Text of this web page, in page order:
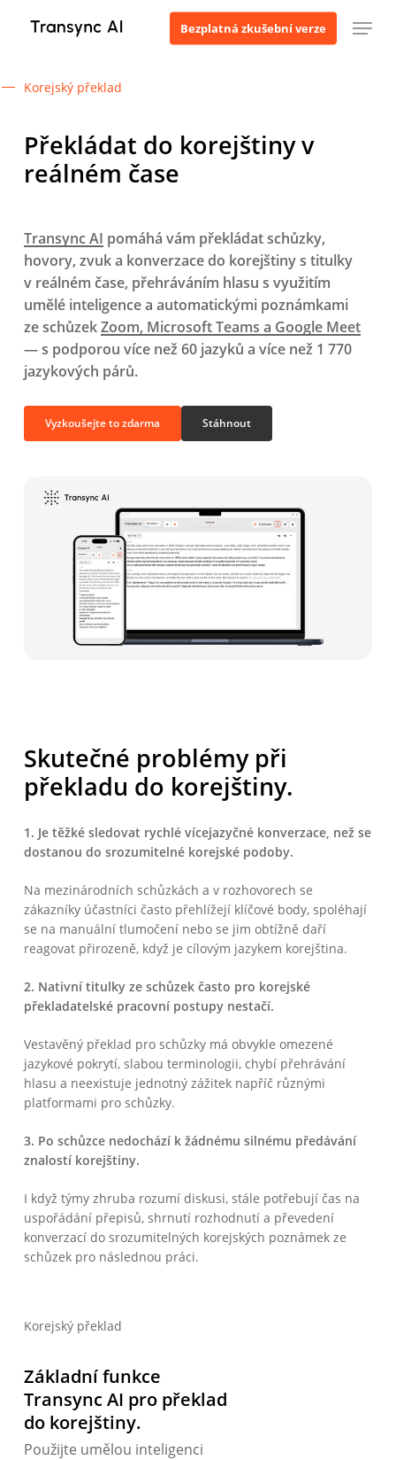
obsahu
Bezplatná zkušební verze Menu
Korejský překlad
Překládat do korejštiny v
reálném čase
Transync AI pomáhá vám překládat schůzky,
hovory, zvuk a konverzace do korejštiny s titulky
v reálném čase, přehráváním hlasu s využitím
umělé inteligence a automatickými poznámkami
ze schůzekZoom, Microsoft Teams a Google Meet
— s podporou více než 60 jazyků a více než 1 770
jazykových párů.
Vyzkoušejte to zdarma Stáhnout
Skutečné problémy při
překladu do korejštiny.
1. Je těžké sledovat rychlé vícejazyčné konverzace, než se
dostanou do srozumitelné korejské podoby.
Na mezinárodních schůzkách a v rozhovorech se
zákazníky účastníci často přehlížejí klíčové body, spoléhají
se na manuální tlumočení nebo se jim obtížně daří
reagovat přirozeně, když je cílovým jazykem korejština.
2. Nativní titulky ze schůzek často pro korejské
překladatelské pracovní postupy nestačí.
Vestavěný překlad pro schůzky má obvykle omezené
jazykové pokrytí, slabou terminologii, chybí přehrávání
hlasu a neexistuje jednotný zážitek napříč různými
platformami pro schůzky.
3. Po schůzce nedochází k žádnému silnému předávání
znalostí korejštiny.
I když týmy zhruba rozumí diskusi, stále potřebují čas na
uspořádání přepisů, shrnutí rozhodnutí a převedení
konverzací do srozumitelných korejských poznámek ze
schůzek pro následnou práci.
Korejský překlad
Základní funkce
Transync AI pro překlad
do korejštiny.
Použijte umělou inteligenci